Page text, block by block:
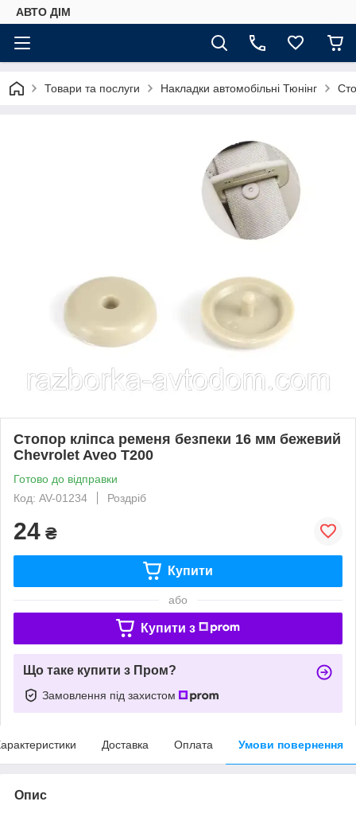
АВТО ДIМ
Товари та послуги Накладки автомобільні Тюнінг
Стопор кліпса ременя безпеки 16 мм бежевий
Chevrolet Aveo T200
Готово до відправки
Код: AV-01234
Роздріб
24 ₴
Купити
або
Купити з
Що таке купити з Пром?
Замовлення під захистом
Доставка Оплата Умови повернення
Опис